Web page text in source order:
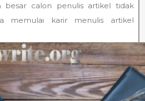
besar calon penulis artikel tidak
memulai karir menulis artikel